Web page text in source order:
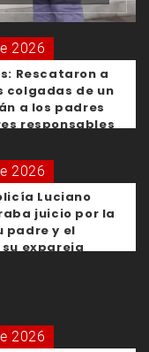
2026
Rescataron a
colgadas de un
a los padres
responsables
2026
Luciano
juicio por la
padre y el
expareja
2026